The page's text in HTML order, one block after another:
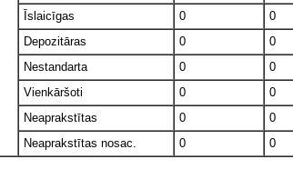
Īslaicīgas
0 0
Depozitāras
0 0
Nestandarta
0 0
Vienkāršoti
0 0
Neaprakstītas
0 0
Neaprakstītas nosac.
0 0